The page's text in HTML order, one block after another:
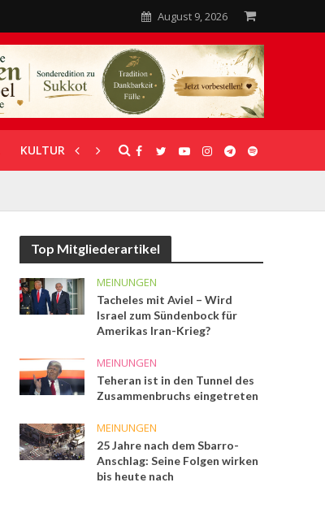
August 9, 2026
KULTUR UNTERSTÜTZUNG
Top Mitgliederartikel
MEINUNGEN
Tacheles mit Aviel – Wird
Israel zum Sündenbock für
Amerikas Iran-Krieg?
MEINUNGEN
Teheran ist in den Tunnel des
Zusammenbruchs eingetreten
MEINUNGEN
25 Jahre nach dem Sbarro-
Anschlag: Seine Folgen wirken
bis heute nach